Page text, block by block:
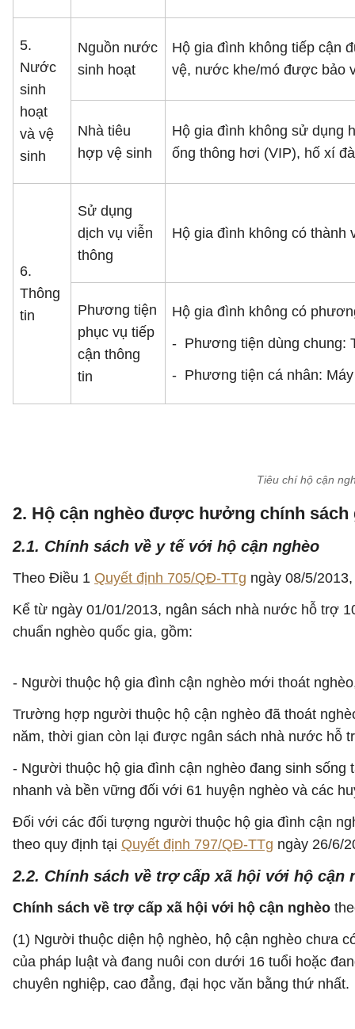
5.
Nước
sinh
hoạt
và vệ
sinh
Nguồn nước
sinh hoạt
Hộ gia đình không tiếp cận
vệ, nước khe/mó được bảo
Nhà tiêu
hợp vệ sinh
Hộ gia đình không sử dụng
ống thông hơi (VIP), hố xí
6.
Thông
tin
Sử dụng
dịch vụ viễn
thông
Hộ gia đình không có thành
Phương tiện
phục vụ tiếp
cận thông
tin
Hộ gia đình không có
- Phương tiện dùng chung:
- Phương tiện cá nhân:
Tiêu chí hộ cận
2. Hộ cận nghèo được hưởng chính sách
2.1. Chính sách về y tế với hộ cận nghèo
Theo Điều 1 Quyết định 705/QĐ-TTg ngày 08/5/
Kể từ ngày 01/01/2013, ngân sách nhà nước hỗ trợ
chuẩn nghèo quốc gia, gồm:
- Người thuộc hộ gia đình cận nghèo mới thoát
Trường hợp người thuộc hộ cận nghèo đã thoát
năm, thời gian còn lại được ngân sách nhà nước hỗ
- Người thuộc hộ gia đình cận nghèo đang sinh sống
nhanh và bền vững đối với 61 huyện nghèo và các
Đối với các đối tượng người thuộc hộ gia đình cận
theo quy định tại Quyết định 797/QĐ-TTg ngày 26/6/
2.2. Chính sách về trợ cấp xã hội với hộ cận
Chính sách về trợ cấp xã hội với hộ cận nghèo
(1) Người thuộc diện hộ nghèo, hộ cận nghèo chưa
của pháp luật và đang nuôi con dưới 16 tuổi hoặc
chuyên nghiệp, cao đẳng, đại học văn bằng thứ nhất.